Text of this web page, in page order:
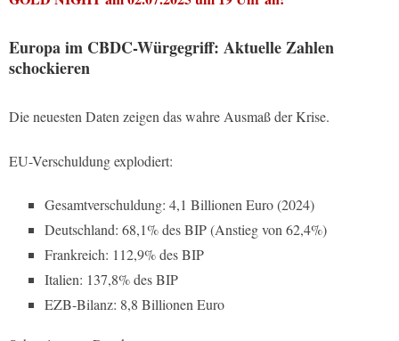
Europa im CBDC-Würgegriff: Aktuelle Zahlen
schockieren
Die neuesten Daten zeigen das wahre Ausmaß der Krise.
EU-Verschuldung explodiert:
Gesamtverschuldung: 4,1 Billionen Euro (2024)
Deutschland: 68,1% des BIP (Anstieg von 62,4%)
Frankreich: 112,9% des BIP
Italien: 137,8% des BIP
EZB-Bilanz: 8,8 Billionen Euro